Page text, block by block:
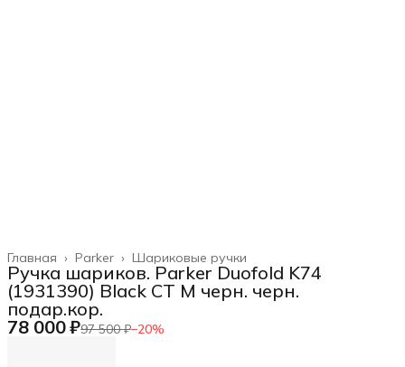
Шариковые ручки
Parker ›
Главная ›
Ручка шариков. Parker Duofold K74
(1931390) Black CT M черн. черн.
подар.кор.
78 000 ₽97 500 ₽−20%